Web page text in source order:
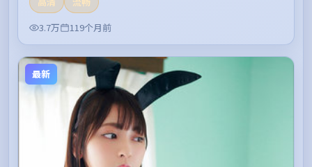
3.7万
119个月前
最新